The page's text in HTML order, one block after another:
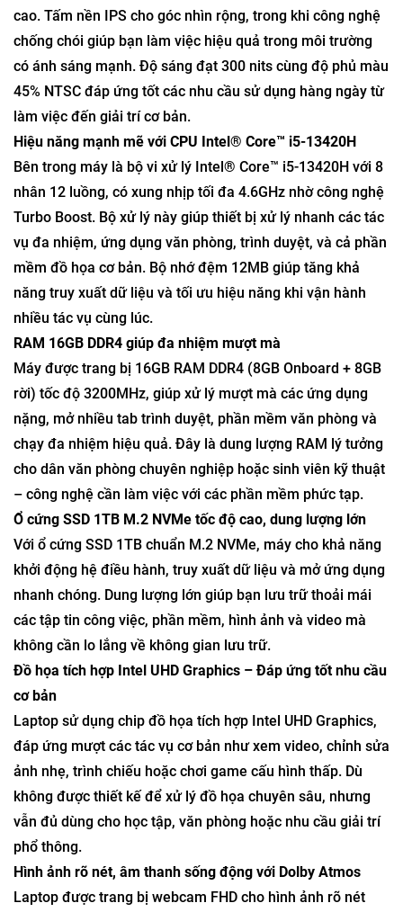
cao. Tấm nền IPS cho góc nhìn rộng, trong khi công nghệ
chống chói giúp bạn làm việc hiệu quả trong môi trường
có ánh sáng mạnh. Độ sáng đạt 300 nits cùng độ phủ màu
45% NTSC đáp ứng tốt các nhu cầu sử dụng hàng ngày từ
làm việc đến giải trí cơ bản.
Hiệu năng mạnh mẽ với CPU Intel® Core™ i5-13420H
Bên trong máy là bộ vi xử lý Intel® Core™ i5-13420H với 8
nhân 12 luồng, có xung nhịp tối đa 4.6GHz nhờ công nghệ
Turbo Boost. Bộ xử lý này giúp thiết bị xử lý nhanh các tác
vụ đa nhiệm, ứng dụng văn phòng, trình duyệt, và cả phần
mềm đồ họa cơ bản. Bộ nhớ đệm 12MB giúp tăng khả
năng truy xuất dữ liệu và tối ưu hiệu năng khi vận hành
nhiều tác vụ cùng lúc.
RAM 16GB DDR4 giúp đa nhiệm mượt mà
Máy được trang bị 16GB RAM DDR4 (8GB Onboard + 8GB
rời) tốc độ 3200MHz, giúp xử lý mượt mà các ứng dụng
nặng, mở nhiều tab trình duyệt, phần mềm văn phòng và
chạy đa nhiệm hiệu quả. Đây là dung lượng RAM lý tưởng
cho dân văn phòng chuyên nghiệp hoặc sinh viên kỹ thuật
– công nghệ cần làm việc với các phần mềm phức tạp.
Ổ cứng SSD 1TB M.2 NVMe tốc độ cao, dung lượng lớn
Với ổ cứng SSD 1TB chuẩn M.2 NVMe, máy cho khả năng
khởi động hệ điều hành, truy xuất dữ liệu và mở ứng dụng
nhanh chóng. Dung lượng lớn giúp bạn lưu trữ thoải mái
các tập tin công việc, phần mềm, hình ảnh và video mà
không cần lo lắng về không gian lưu trữ.
Đồ họa tích hợp Intel UHD Graphics – Đáp ứng tốt nhu cầu
cơ bản
Laptop sử dụng chip đồ họa tích hợp Intel UHD Graphics,
đáp ứng mượt các tác vụ cơ bản như xem video, chỉnh sửa
ảnh nhẹ, trình chiếu hoặc chơi game cấu hình thấp. Dù
không được thiết kế để xử lý đồ họa chuyên sâu, nhưng
vẫn đủ dùng cho học tập, văn phòng hoặc nhu cầu giải trí
phổ thông.
Hình ảnh rõ nét, âm thanh sống động với Dolby Atmos
Laptop được trang bị webcam FHD cho hình ảnh rõ nét